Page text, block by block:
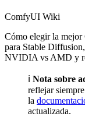
ComfyUI Wiki
Cómo elegir la
para Stable
NVIDIA vs AMD y
ℹ️ Nota sobre
reflejar
la
actualizada.